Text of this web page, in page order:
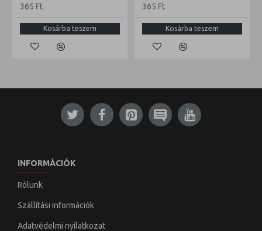
365 Ft
Kosárba teszem
365 Ft
Kosárba teszem
INFORMÁCIÓK
Rólunk
Szállítási információk
Adatvédelmi nyilatkozat